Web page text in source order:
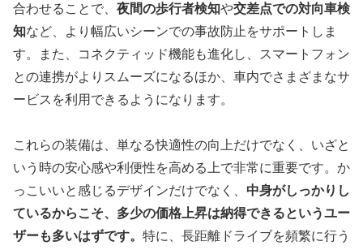
合わせることで、 夜間の歩行者検知や交差点での対向車検
知など、より幅広いシーンでの事故防止をサポートしま
す。また、コネクティッド機能も進化し、スマートフォン
との連携がよりスムーズになるほか、車内でさまざまなサ
ービスを利用できるようになります。
これらの装備は、単なる快適性の向上だけでなく、いざと
いう時の安心感や利便性を高める上で非常に重要です。か
っこいいと感じるデザインだけでなく、 中身がしっかりし
ているからこそ、多少の価格上昇は納得できるというユー
ザーも多いはずです。 特に、長距離ドライブを頻繁に行う